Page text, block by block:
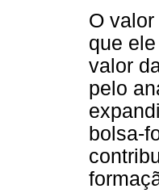
O
que
valor
pelo
bolsa-